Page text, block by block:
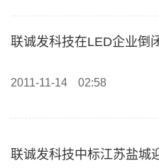
联诚发科技在LED企业倒
2011-11-14 02:58
联诚发科技中标江苏盐城